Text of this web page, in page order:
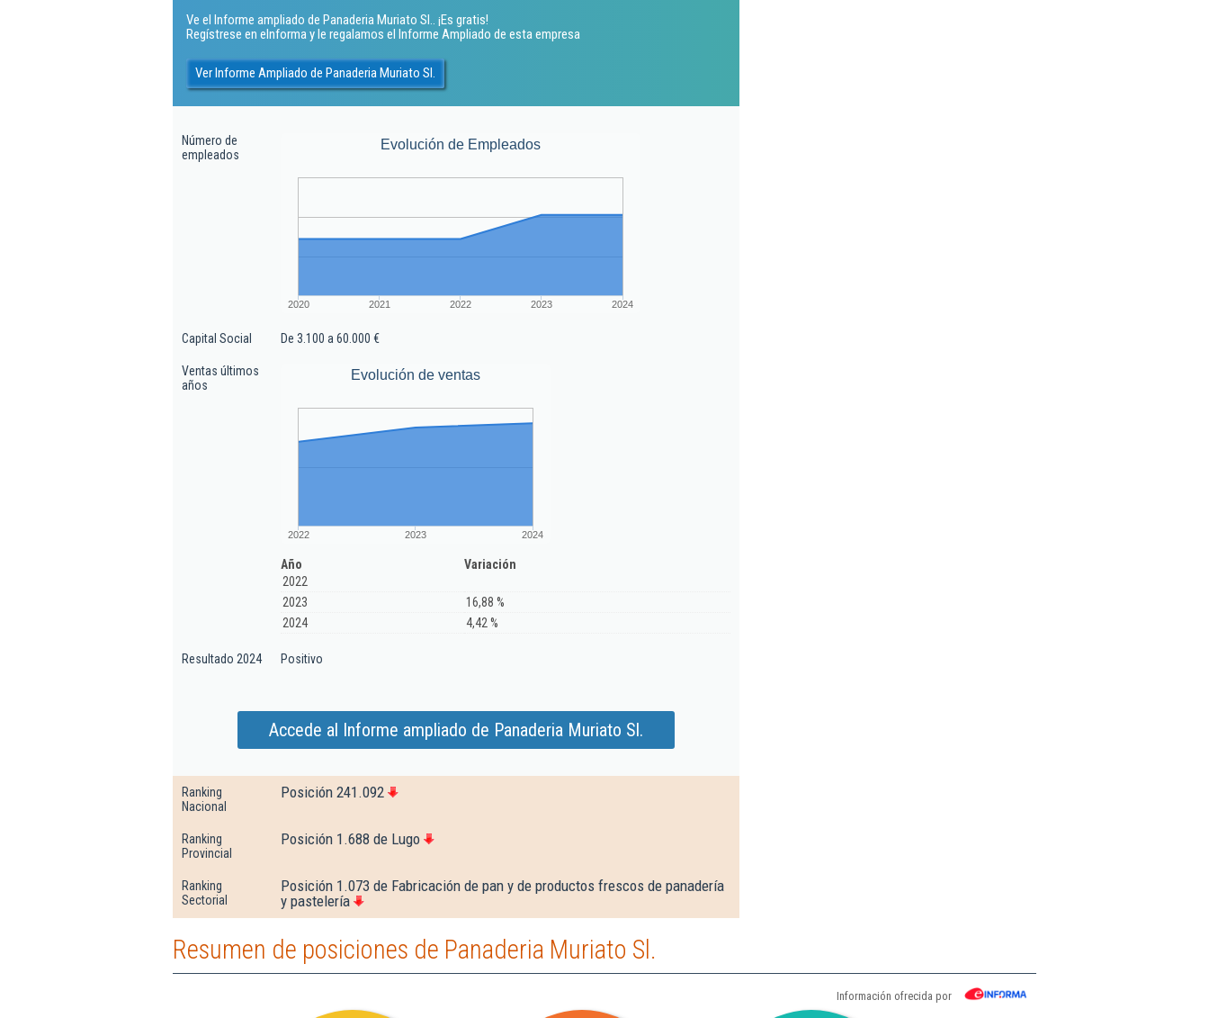
Ve el Informe ampliado de Panaderia Muriato Sl.. ¡Es gratis!
Regístrese en eInforma y le regalamos el Informe Ampliado de esta empresa
Ver Informe Ampliado de Panaderia Muriato Sl.
Número de
empleados
Evolución de Empleados
2020 2021 2022 2023 2024
Capital Social De 3.100 a 60.000 €
Ventas últimos
años
Evolución de ventas
2022 2023 2024
Año
Variación
2022
2023
16,88 %
2024
4,42 %
Resultado 2024 Positivo
Accede al Informe ampliado de Panaderia Muriato Sl.
Ranking
Nacional
Posición 241.092
Ranking
Provincial
Posición 1.688 de Lugo
Ranking
Sectorial
Posición 1.073 de Fabricación de pan y de productos frescos de panadería
y pastelería
Resumen de posiciones de Panaderia Muriato Sl.
Información ofrecida por